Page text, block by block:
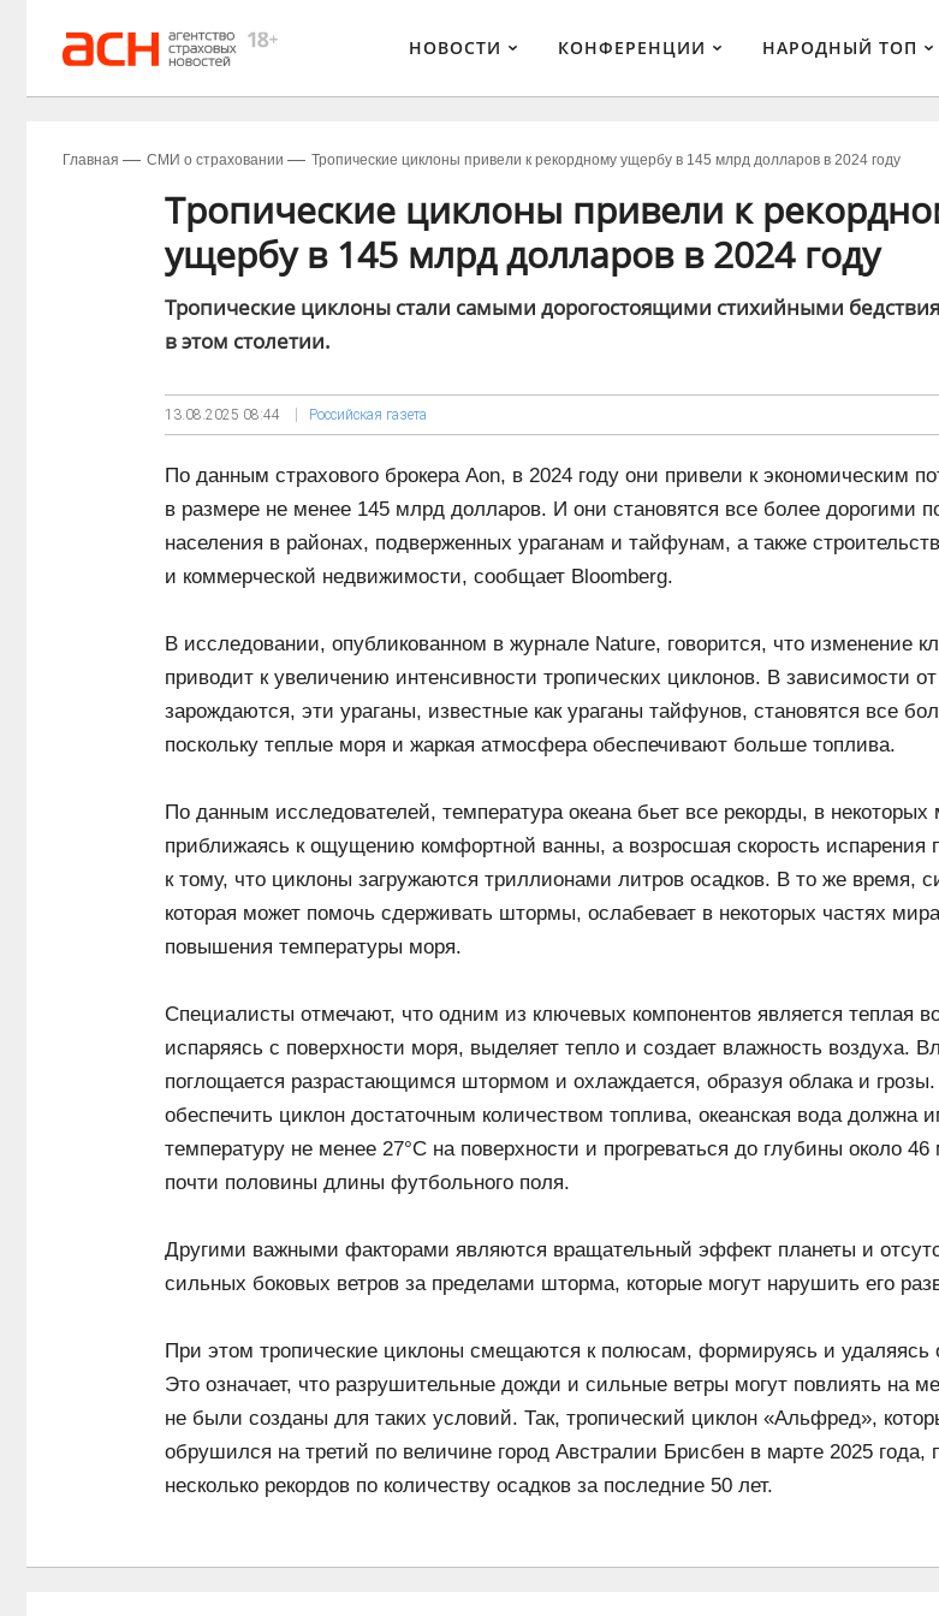
НОВОСТИ КОНФЕРЕНЦИИ НАРОДНЫЙ ТОП
Главная СМИ о страховании Тропические циклоны привели к рекордному ущербу в 145 млрд долларов в 2024 году
Тропические циклоны привели к
ущербу в 145 млрд долларов в 2024 году
Тропические циклоны стали самыми дорогостоящими стихийными
в этом столетии.
13.08.2025 08:44 Российская газета
По данным страхового брокера Aon, в 2024 году они привели к экономическим
в размере не менее 145 млрд долларов. И они становятся все более дорогими
населения в районах, подверженных ураганам и тайфунам, а также
и коммерческой недвижимости, сообщает Bloomberg.
В исследовании, опубликованном в журнале Nature, говорится, что изменение
приводит к увеличению интенсивности тропических циклонов. В зависимости от
зарождаются, эти ураганы, известные как ураганы тайфунов, становятся все
поскольку теплые моря и жаркая атмосфера обеспечивают больше топлива.
По данным исследователей, температура океана бьет все рекорды, в некоторых
приближаясь к ощущению комфортной ванны, а возросшая скорость испарения
к тому, что циклоны загружаются триллионами литров осадков. В то же время,
которая может помочь сдерживать штормы, ослабевает в некоторых частях
повышения температуры моря.
Специалисты отмечают, что одним из ключевых компонентов является теплая
испаряясь с поверхности моря, выделяет тепло и создает влажность воздуха.
поглощается разрастающимся штормом и охлаждается, образуя облака и
обеспечить циклон достаточным количеством топлива, океанская вода должна
температуру не менее 27°C на поверхности и прогреваться до глубины около 46
почти половины длины футбольного поля.
Другими важными факторами являются вращательный эффект планеты и
сильных боковых ветров за пределами шторма, которые могут нарушить его
При этом тропические циклоны смещаются к полюсам, формируясь и удаляясь
Это означает, что разрушительные дожди и сильные ветры могут повлиять на
не были созданы для таких условий. Так, тропический циклон «Альфред»,
обрушился на третий по величине город Австралии Брисбен в марте 2025 года,
несколько рекордов по количеству осадков за последние 50 лет.